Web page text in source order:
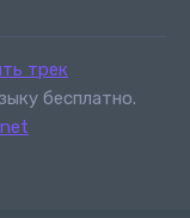
трек
бесплатно.